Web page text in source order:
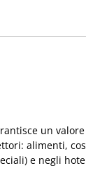
un
alimenti,
e negli